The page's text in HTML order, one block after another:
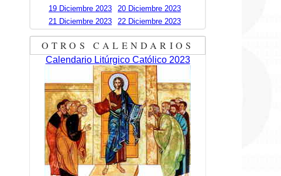
19 Diciembre 2023
20 Diciembre 2023
21 Diciembre 2023
22 Diciembre 2023
OTROS CALENDARIOS
Calendario Litúrgico Católico 2023